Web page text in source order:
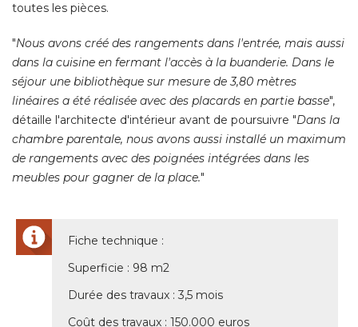
toutes les pièces.
"Nous avons créé des rangements dans l'entrée, mais aussi
dans la cuisine en fermant l'accès à la buanderie. Dans le
séjour une bibliothèque sur mesure de 3,80 mètres
linéaires a été réalisée avec des placards en partie basse",
détaille l'architecte d'intérieur avant de poursuivre "Dans la
chambre parentale, nous avons aussi installé un maximum
de rangements avec des poignées intégrées dans les
meubles pour gagner de la place."
Fiche technique :
Superficie : 98 m2
Durée des travaux : 3,5 mois
Coût des travaux : 150.000 euros